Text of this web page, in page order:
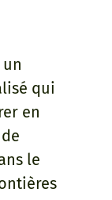
qui
en
le